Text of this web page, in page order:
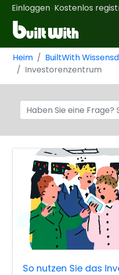
Einloggen · Kostenlos
Heim
BuiltWith
Investorenzentrum
So nutzen Sie das